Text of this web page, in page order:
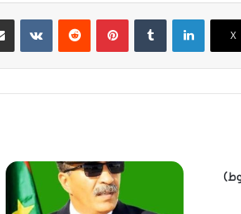
X
لينكدإن بينتيريست